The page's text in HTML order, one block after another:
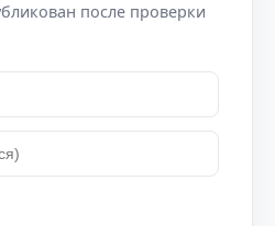
после проверки